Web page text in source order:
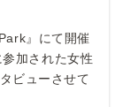
』にて開催
加された女性
ビューさせて